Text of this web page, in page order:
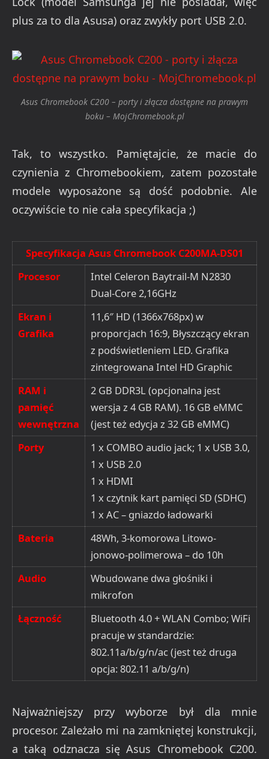
plus za to dla Asusa) oraz zwykły port USB 2.0.
Asus Chromebook C200 – porty i złącza dostępne na prawym
boku – MojChromebook.pl
Tak, to wszystko. Pamiętajcie, że macie do
czynienia z Chromebookiem, zatem pozostałe
modele wyposażone są dość podobnie. Ale
oczywiście to nie cała specyfikacja ;)
Specyfikacja Asus Chromebook C200MA-DS01
Procesor
Intel Celeron Baytrail-M N2830
Dual-Core 2,16GHz
Ekran i
Grafika
11,6″ HD (1366x768px) w
proporcjach 16:9, Błyszczący ekran
z podświetleniem LED. Grafika
zintegrowana Intel HD Graphic
RAM i
pamięć
wewnętrzna
2 GB DDR3L (opcjonalna jest
wersja z 4 GB RAM). 16 GB eMMC
(jest też edycja z 32 GB eMMC)
Porty
1 x COMBO audio jack; 1 x USB 3.0,
1 x USB 2.0
1 x HDMI
1 x czytnik kart pamięci SD (SDHC)
1 x AC – gniazdo ładowarki
Bateria
48Wh, 3-komorowa Litowo-
jonowo-polimerowa – do 10h
Audio
Wbudowane dwa głośniki i
mikrofon
Łączność
Bluetooth 4.0 + WLAN Combo; WiFi
pracuje w standardzie:
802.11a/b/g/n/ac (jest też druga
opcja: 802.11 a/b/g/n)
Najważniejszy przy wyborze był dla mnie
procesor. Zależało mi na zamkniętej konstrukcji,
a taką odznacza się Asus Chromebook C200.